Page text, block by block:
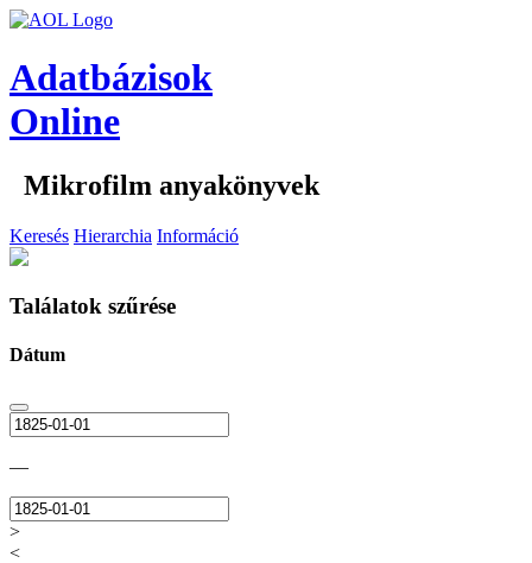
Adatbázisok
Online
Mikrofilm anyakönyvek
Keresés Hierarchia Információ
Találatok szűrése
Dátum
—
>
<